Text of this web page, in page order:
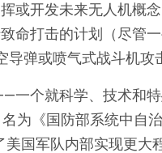
或开发未来无人机概
命打击的计划（尽管
弹或喷气式战斗机攻
一个就科学、技术和
为《国防部系统中自
国军队内部实现更大